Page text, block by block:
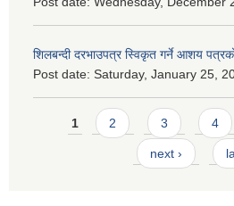
शिलबन्दी दरभाउपत्र स्विकृत गर्ने आशय
Post date: Saturday, January 25,
Pages
1 2 3 4
next ›